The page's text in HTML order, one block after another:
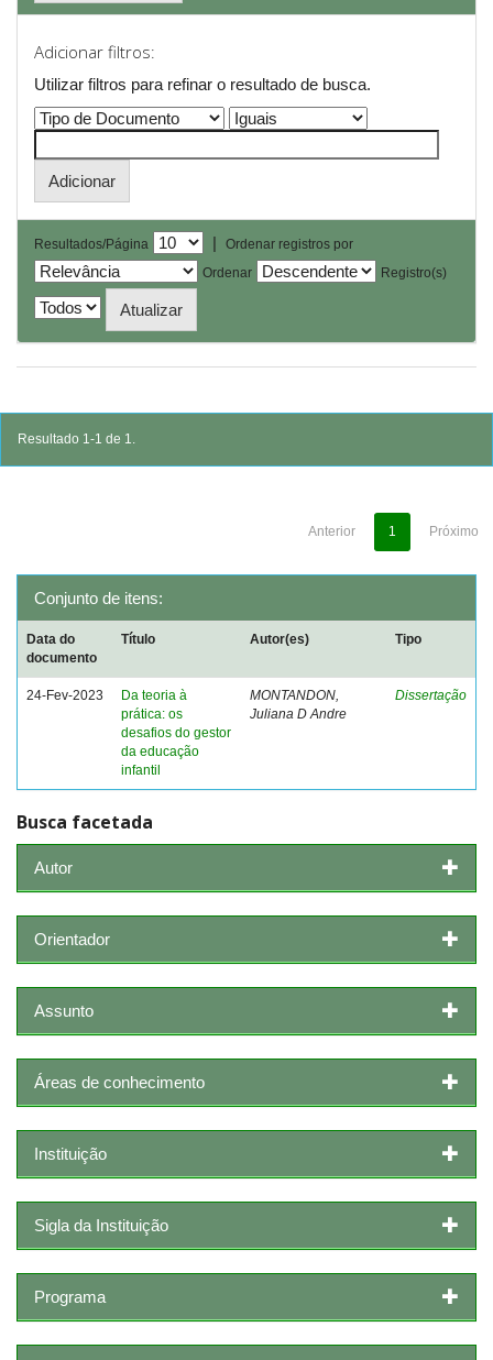
Adicionar filtros:
Utilizar filtros para refinar o resultado de busca.
Resultados/Página |
Ordenar registros por
Ordenar
Registro(s)
Resultado 1-1 de 1.
Anterior 1 Próximo
Conjunto de itens:
Data do
documento
Título Autor(es) Tipo
24-Fev-2023
Da teoria à
prática: os
desafios do gestor
da educação
infantil
MONTANDON,
Juliana D Andre
Dissertação
Busca facetada
Autor
Orientador
Assunto
Áreas de conhecimento
Instituição
Sigla da Instituição
Programa